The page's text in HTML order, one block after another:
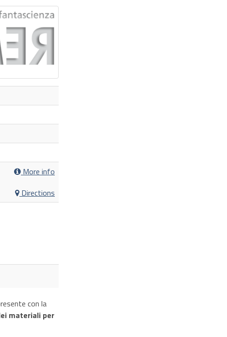
More info
Directions
con la
materiali per